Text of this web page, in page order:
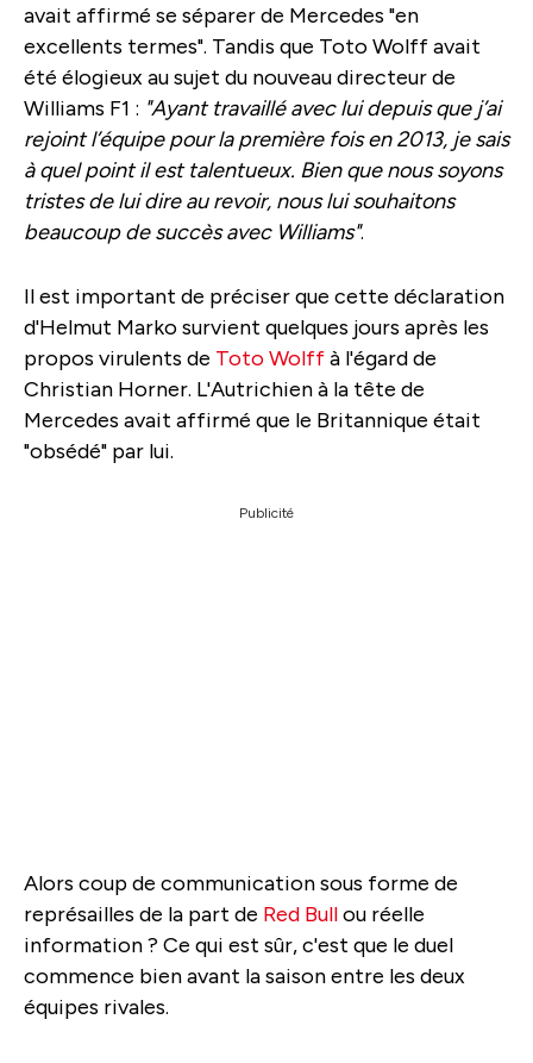
avait affirmé se séparer de Mercedes "en
excellents termes". Tandis que Toto Wolff avait
été élogieux au sujet du nouveau directeur de
Williams F1 : "Ayant travaillé avec lui depuis que j’ai
rejoint l’équipe pour la première fois en 2013, je sais
à quel point il est talentueux. Bien que nous soyons
tristes de lui dire au revoir, nous lui souhaitons
beaucoup de succès avec Williams".
Il est important de préciser que cette déclaration
d'Helmut Marko survient quelques jours après les
propos virulents de Toto Wolffà l'égard de
Christian Horner. L'Autrichien à la tête de
Mercedes avait affirmé que le Britannique était
"obsédé" par lui.
Publicité
Alors coup de communication sous forme de
représailles de la part de Red Bullou réelle
information ? Ce qui est sûr, c'est que le duel
commence bien avant la saison entre les deux
équipes rivales.